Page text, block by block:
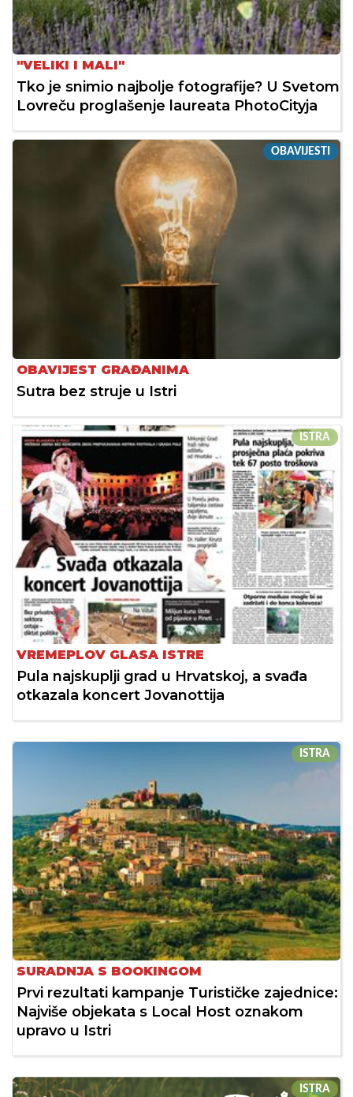
"VELIKI I MALI"
Tko je snimio najbolje fotografije? U Svetom
Lovreču proglašenje laureata PhotoCityja
OBAVIJESTI
OBAVIJEST GRAĐANIMA
Sutra bez struje u Istri
ISTRA
VREMEPLOV GLASA ISTRE
Pula najskuplji grad u Hrvatskoj, a svađa
otkazala koncert Jovanottija
ISTRA
SURADNJA S BOOKINGOM
Prvi rezultati kampanje Turističke zajednice:
Najviše objekata s Local Host oznakom
upravo u Istri
ISTRA